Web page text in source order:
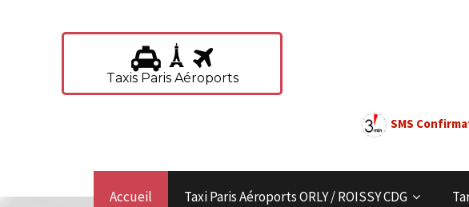
Taxis Paris Aéroports
SMS
Accueil Taxi Paris Aéroports ORLY / ROISSY CDG